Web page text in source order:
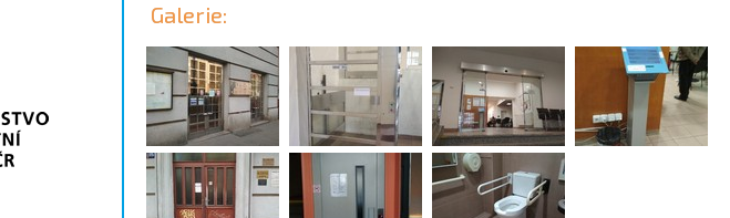
Galerie: